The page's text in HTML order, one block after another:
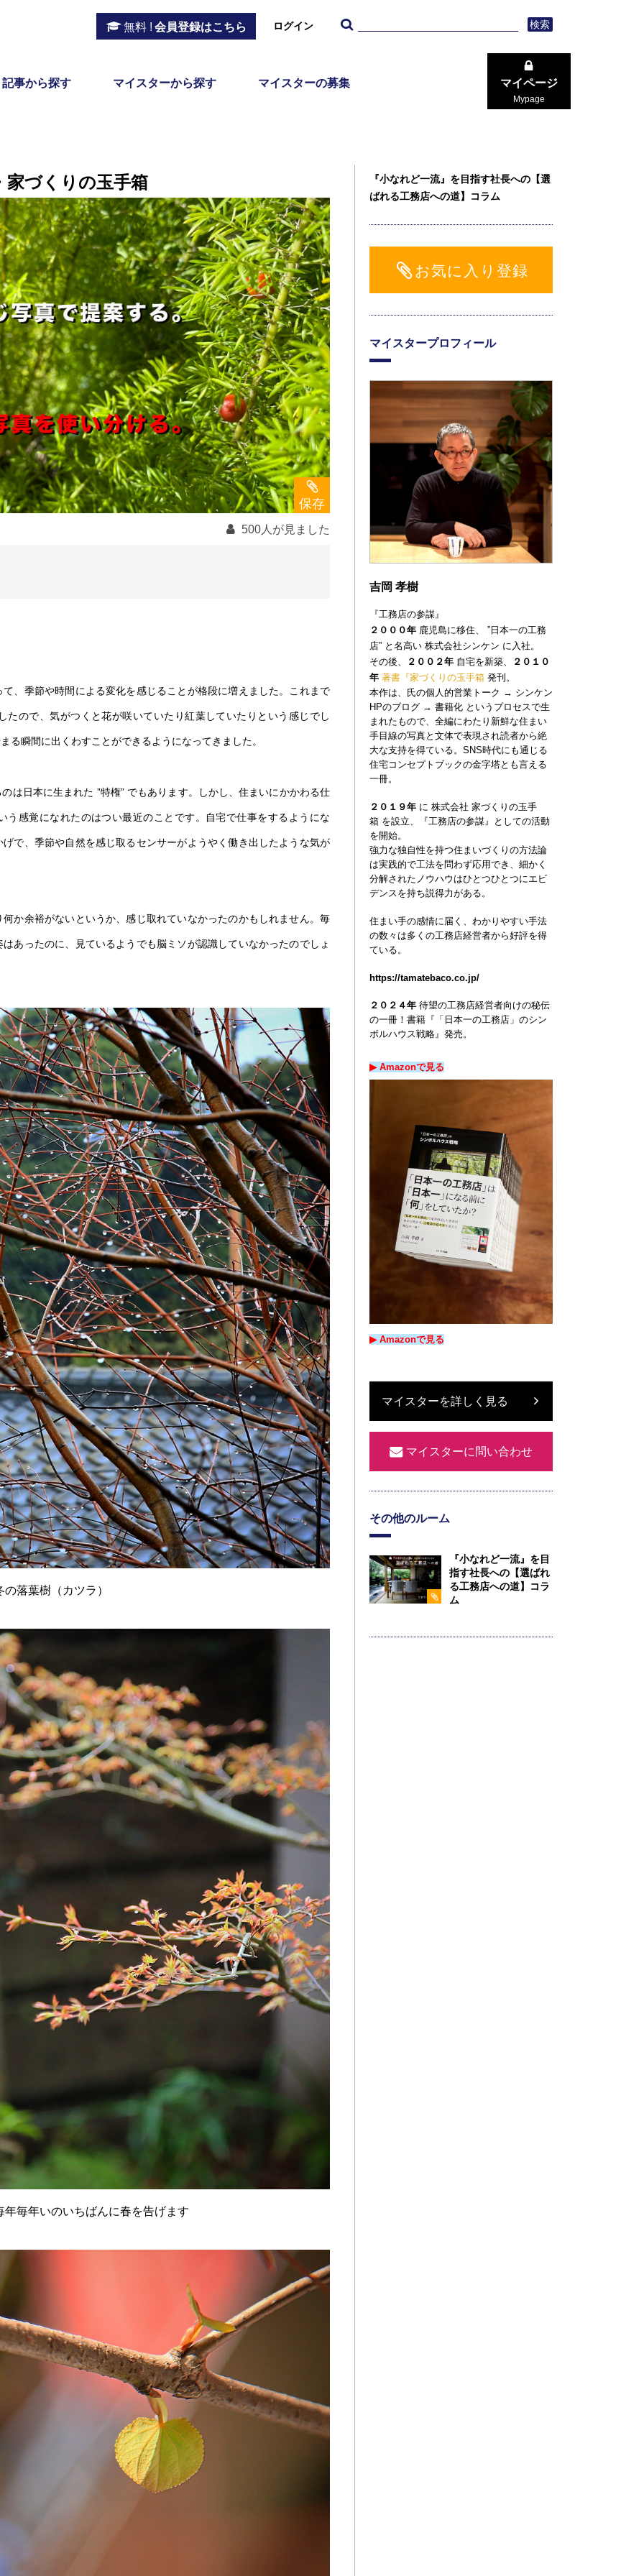
無料 ! 会員登録はこちら ログイン 検索
記事から探す マイスターから探す マイスターの募集 マイページ
Mypage
家づくりの玉手箱
保存
500人が見ました
、季節や時間による変化を感じることが格段に増えました。これまで
ので、気がつくと花が咲いていたり紅葉していたりという感じでし
る瞬間に出くわすことができるようになってきました。
は日本に生まれた ”特権” でもあります。しかし、住まいにかかわる仕
う感覚になれたのはつい最近のことです。自宅で仕事をするようにな
で、季節や自然を感じ取るセンサーがようやく働き出したような気が
か余裕がないというか、感じ取れていなかったのかもしれません。毎
あったのに、見ているようでも脳ミソが認識していなかったのでしょ
落葉樹（カツラ）
毎年いのいちばんに春を告げます
『小なれど一流』を目指す社長への【選
ばれる工務店への道】コラム
お気に入り登録
マイスタープロフィール
吉岡 孝樹
『工務店の参謀』
２０００年 鹿児島に移住、
”日本一の工務
店” と名高い 株式会社シンケン に入社。
その後、
２００２年 自宅を新築、
２０１０
年 著書『家づくりの玉手箱 発刊。
本作は、氏の個人的営業トーク → シンケン
HPのブログ → 書籍化 というプロセスで生
まれたもので、全編にわたり新鮮な住まい
手目線の写真と文体で表現され読者から絶
大な支持を得ている。 SNS時代にも通じる
住宅コンセプトブックの金字塔とも言える
一冊。
２０１９年 に 株式会社 家づくりの玉手
箱 を設立、『工務店の参謀』としての活動
を開始。
強力な独自性を持つ住まいづくりの方法論
は実践的で工法を問わず応用でき、 細かく
分解されたノウハウはひとつひとつにエビ
デンスを持ち説得力がある。
住まい手の感情に届く、わかりやすい手法
の数々は多くの工務店経営者から好評を得
ている。
https://tamatebaco.co.jp/
２０２４年 待望の工務店経営者向けの秘伝
の一冊！ 書籍『「日本一の工務店」のシン
ボルハウス戦略』発売。
▶︎ Amazonで見る
▶︎ Amazonで見る
マイスターを詳しく見る
マイスターに問い合わせ
その他のルーム
『小なれど一流』を目
指す社長への【選ばれ
る工務店への道】コラ
ム